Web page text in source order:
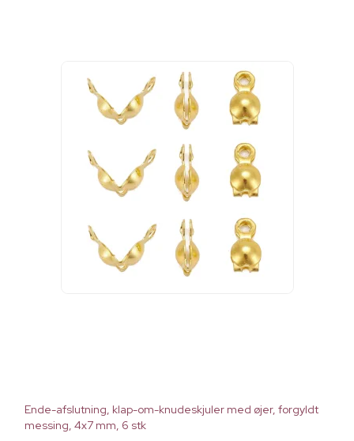
Ende-afslutning, klap-om-knudeskjuler med øjer, forgyldt
messing, 4x7 mm, 6 stk